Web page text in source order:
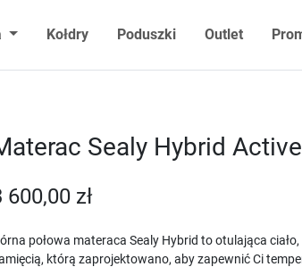
Kołdry Poduszki Outlet
Sealy Hybrid Active
600,00 zł
połowa materaca Sealy Hybrid to otulająca
którą zaprojektowano, aby zapewnić Ci